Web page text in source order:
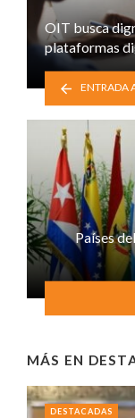
OIT busca
plataformas
ENTRADA
Países
MÁS EN
DESTACADAS